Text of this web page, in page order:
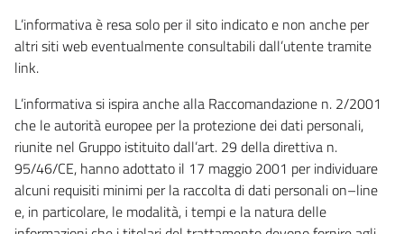
L’informativa è resa solo per il sito indicato e non anche per
altri siti web eventualmente consultabili dall’utente tramite
link.
L’informativa si ispira anche alla Raccomandazione n. 2/2001
che le autorità europee per la protezione dei dati personali,
riunite nel Gruppo istituito dall’art. 29 della direttiva n.
95/46/CE, hanno adottato il 17 maggio 2001 per individuare
alcuni requisiti minimi per la raccolta di dati personali on–line
e, in particolare, le modalità, i tempi e la natura delle